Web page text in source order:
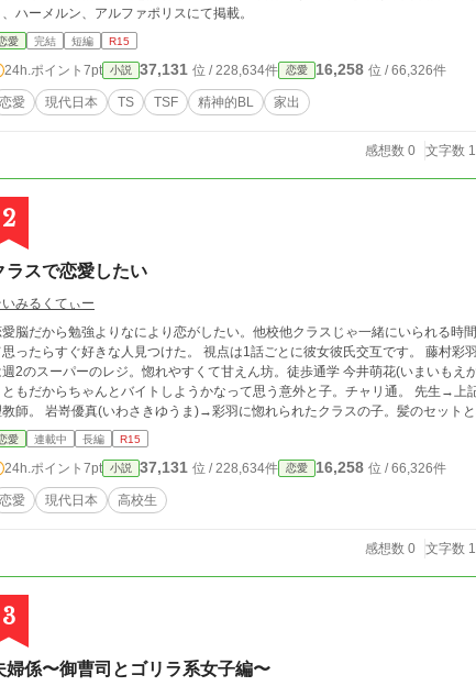
ハーメルン、アルファポリスにて掲載。
愛 完結 短編 R15
24h.ポイント 7pt 小説 37,131 位 / 228,634件 恋愛 16,258 位 / 66,326件
恋愛 現代日本 TS TSF 精神的BL 家出
感想数 0 文字数
2
ラスで恋愛したい
みるくてぃー
脳だから勉強よりなにより恋がしたい。他校他クラスじゃ一緒にいられる時
らすぐ好きな人見つけた。 視点は1話ごとに彼女彼氏交互です。 藤村彩羽(ふじむらいろは)→高2になったばっかり。バイト
2のスーパーのレジ。惚れやすくて甘えん坊。徒歩通学 今井萌花(いまいも
もだからちゃんとバイトしようかなって思う意外と子。チャリ通。 先生→上
師。 岩嵜優真(いわさきゆうま)→彩羽に惚れられたクラスの子。髪のセット
うチョロい男。電車+チャリ通 佐藤くん→優真の友達
愛 連載中 長編 R15
24h.ポイント 7pt 小説 37,131 位 / 228,634件 恋愛 16,258 位 / 66,326件
恋愛 現代日本 高校生
感想数 0 文字数
3
婦係〜御曹司とゴリラ系女子編〜